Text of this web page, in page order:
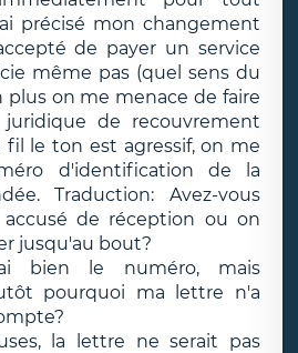
précisé mon changement
de payer un service
même pas (quel sens du
plus on me menace de faire
de recouvrement
fil le ton est agressif, on me
d'identification de la
Traduction: Avez-vous
de réception ou on
jusqu'au bout?
bien le numéro, mais
pourquoi ma lettre n'a
la lettre ne serait pas